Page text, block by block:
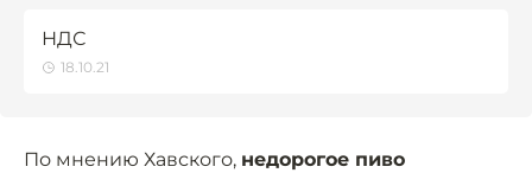
НДС
18.10.21
По мнению Хавского, недорогое пиво